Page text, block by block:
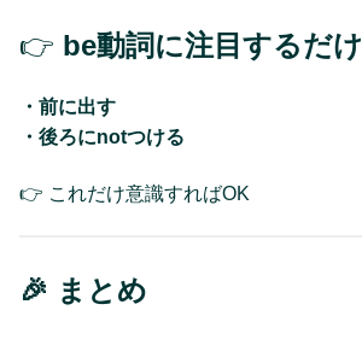
👉 be動詞に注目するだけ
・前に出す
・後ろにnotつける
👉 これだけ意識すればOK
🎉 まとめ